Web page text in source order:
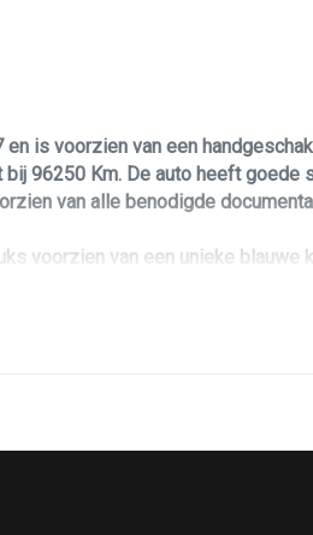
is voorzien van een
96250 Km. De auto heeft goede
van alle benodigde
voorzien van een unieke blauwe